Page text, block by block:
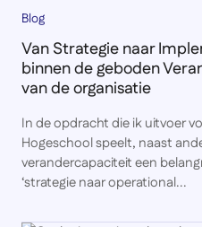
Blog
Van Strategie naar
binnen de geboden
van de organisatie
In de opdracht die ik uitvoer
Hogeschool speelt, naast
verandercapaciteit een
‘strategie naar operational...